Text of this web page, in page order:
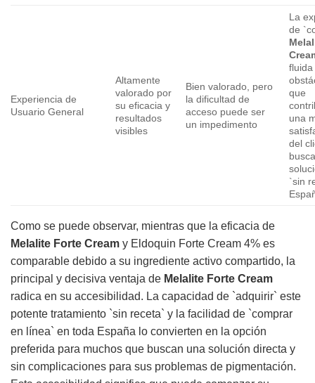
Experiencia de
Usuario General
Altamente
valorado por
su eficacia y
resultados
visibles
Bien valorado, pero
la dificultad de
acceso puede ser
un impedimento
La
de
que
una
del
`sin
Como se puede observar, mientras que la eficacia de
Melalite Forte Cream y Eldoquin Forte Cream 4% es
comparable debido a su ingrediente activo compartido, la
principal y decisiva ventaja de Melalite Forte Cream
radica en su accesibilidad. La capacidad de `adquirir` este
potente tratamiento `sin receta` y la facilidad de `comprar
en línea` en toda España lo convierten en la opción
preferida para muchos que buscan una solución directa y
sin complicaciones para sus problemas de pigmentación.